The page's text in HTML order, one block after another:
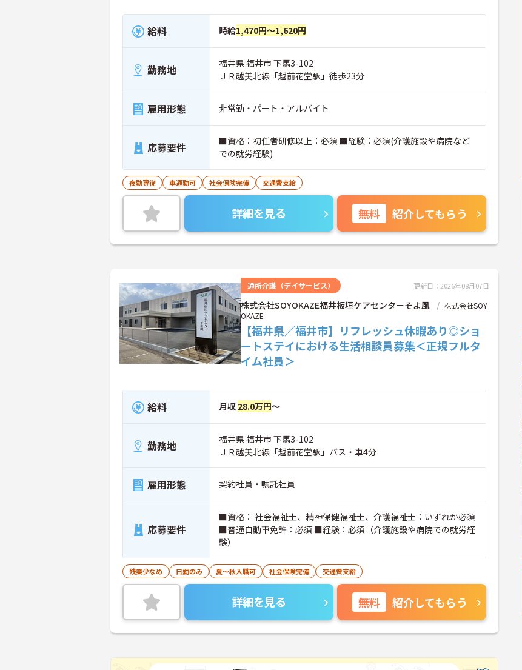
給料 時給1,470円～1,620円
勤務地
福井県 福井市 下馬3-102
ＪＲ越美北線「越前花堂駅」徒歩23分
雇用形態 非常勤・パート・アルバイト
応募要件
■資格：初任者研修以上：必須 ■経験：必須(介護施設や病院など
での就労経験)
夜勤専従 車通勤可 社会保険完備 交通費支給
詳細を見る 無料 紹介してもらう
通所介護（デイサービス） 更新日：2026年08月07日
株式会社SOYOKAZE福井板垣ケアセンターそよ風
株式会社SOY
OKAZE
【福井県／福井市】リフレッシュ休暇あり◎ショ
ートステイにおける生活相談員募集＜正規フルタ
イム社員＞
給料 月収 28.0万円～
勤務地
福井県 福井市 下馬3-102
ＪＲ越美北線「越前花堂駅」バス・車4分
雇用形態 契約社員・嘱託社員
応募要件
■資格： 社会福祉士、精神保健福祉士、介護福祉士：いずれか必須
■普通自動車免許：必須 ■経験：必須（介護施設や病院での就労経
験）
残業少なめ 日勤のみ 夏～秋入職可 社会保険完備 交通費支給
詳細を見る 無料 紹介してもらう